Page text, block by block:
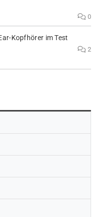
0
Kopfhörer im Test
2